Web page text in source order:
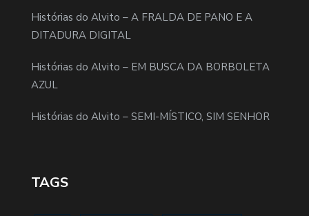
Histórias do Alvito – A FRALDA DE PANO E A
DITADURA DIGITAL
Histórias do Alvito – EM BUSCA DA BORBOLETA
AZUL
Histórias do Alvito – SEMI-MÍSTICO, SIM SENHOR
TAGS